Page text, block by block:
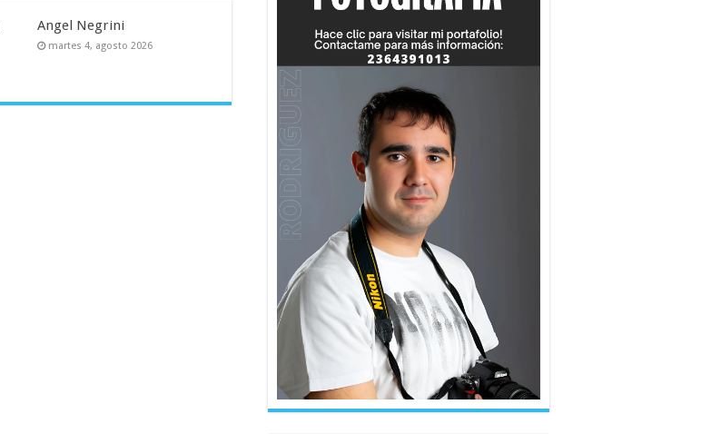
Angel Negrini
martes 4, agosto 2026